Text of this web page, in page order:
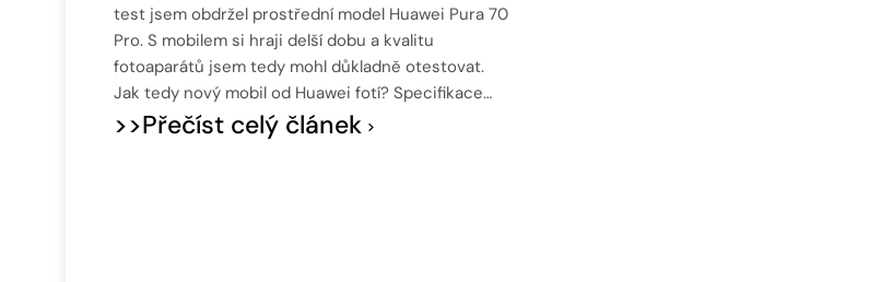
test jsem obdržel prostřední model Huawei Pura 70
Pro. S mobilem si hraji delší dobu a kvalitu
fotoaparátů jsem tedy mohl důkladně otestovat.
Jak tedy nový mobil od Huawei fotí? Specifikace…
>>Přečíst celý článek